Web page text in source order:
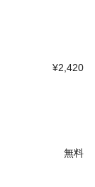
¥2,420
無料